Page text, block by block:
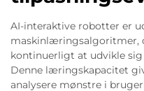
AI-interaktive robotter er
maskinlæringsalgoritmer,
kontinuerligt at udvikle
Denne læringskapacitet
analysere mønstre i